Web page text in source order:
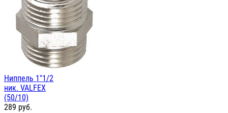
Ниппель 1"1/2
ник. VALFEX
(50/10)
289 руб.